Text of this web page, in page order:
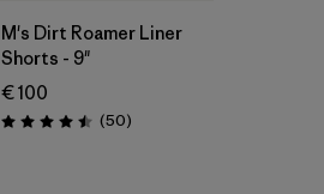
M's Dirt Roamer Liner
Shorts - 9"
€ 100
Bewertung: 4.5 / 5
(50Rezensionen
)